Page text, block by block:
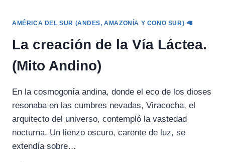
AMÉRICA DEL SUR (ANDES, AMAZONÍA Y CONO SUR) 🦙
La creación de la Vía Láctea.
(Mito Andino)
En la cosmogonía andina, donde el eco de los dioses
resonaba en las cumbres nevadas, Viracocha, el
arquitecto del universo, contempló la vastedad
nocturna. Un lienzo oscuro, carente de luz, se
extendía sobre…